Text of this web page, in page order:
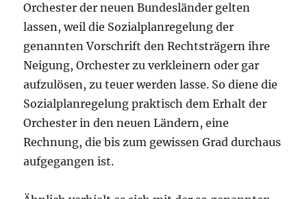
Orchester der neuen Bundesländer gelten
lassen, weil die Sozialplanregelung der
genannten Vorschrift den Rechtsträgern ihre
Neigung, Orchester zu verkleinern oder gar
aufzulösen, zu teuer werden lasse. So diene die
Sozialplanregelung praktisch dem Erhalt der
Orchester in den neuen Ländern, eine
Rechnung, die bis zum gewissen Grad durchaus
aufgegangen ist.